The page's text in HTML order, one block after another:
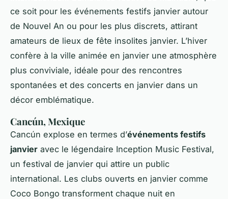
ce soit pour les événements festifs janvier autour
de Nouvel An ou pour les plus discrets, attirant
amateurs de lieux de fête insolites janvier. L’hiver
confère à la ville animée en janvier une atmosphère
plus conviviale, idéale pour des rencontres
spontanées et des concerts en janvier dans un
décor emblématique.
Cancún, Mexique
Cancún explose en termes d’événements festifs
janvier avec le légendaire Inception Music Festival,
un festival de janvier qui attire un public
international. Les clubs ouverts en janvier comme
Coco Bongo transforment chaque nuit en